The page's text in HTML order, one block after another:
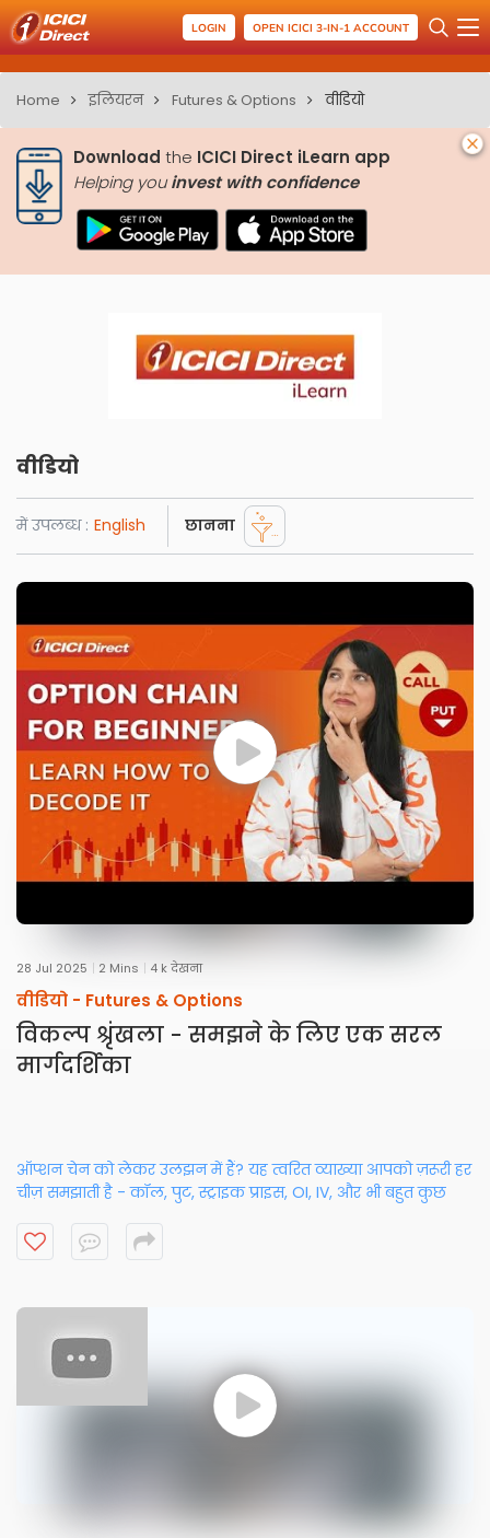
LOGIN OPEN ICICI 3-IN-1 ACCOUNT
Home इलियरन Futures & Options वीडियो
Download the ICICI Direct iLearn app
Helping youinvest with confidence
वीडियो
में उपलब्ध : English छानना
28 Jul 2025 2 Mins 4 k देखना
वीडियो - Futures & Options
विकल्प श्रृंखला - समझने के लिए एक सरल
मार्गदर्शिका
ऑप्शन चेन को लेकर उलझन में हैं? यह त्वरित व्याख्या आपको ज़रूरी हर
चीज़ समझाती है - कॉल, पुट, स्ट्राइक प्राइस, OI, IV, और भी बहुत कुछ
ऑप्शन चेनको एक पेशेवर की तरह समझ सकें। अभी देखें और बेहतर
ट्रेड्स के एक कदम और करीब पहुँचें!